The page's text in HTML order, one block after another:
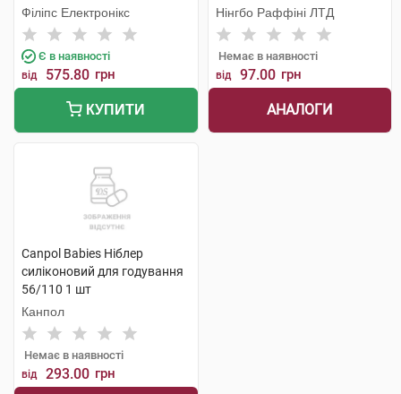
шт
Філіпс Електронікс
Є в наявності
від 575.80 грн
КУПИТИ
Нінгбо Раффіні ЛТД
Немає в наявності
від 97.00 грн
АНАЛОГИ
Canpol Babies Ніблер
силіконовий для годування
56/110 1 шт
Канпол
Немає в наявності
від 293.00 грн